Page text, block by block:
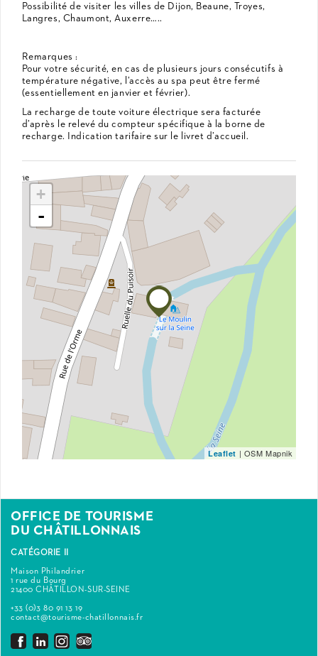
Possibilité de visiter les villes de Dijon, Beaune, Troyes,
Langres, Chaumont, Auxerre…..
Remarques :
Pour votre sécurité, en cas de plusieurs jours consécutifs à
température négative, l’accès au spa peut être fermé
(essentiellement en janvier et février).
La recharge de toute voiture électrique sera facturée
d’après le relevé du compteur spécifique à la borne de
recharge. Indication tarifaire sur le livret d’accueil.
+
-
Leaflet | OSM Mapnik
OFFICE DE TOURISME
DU CHÂTILLONNAIS
CATÉGORIE II
Maison Philandrier
1 rue du Bourg
21400 CHÂTILLON-SUR-SEINE
+33 (0)3 80 91 13 19
contact@tourisme-chatillonnais.fr